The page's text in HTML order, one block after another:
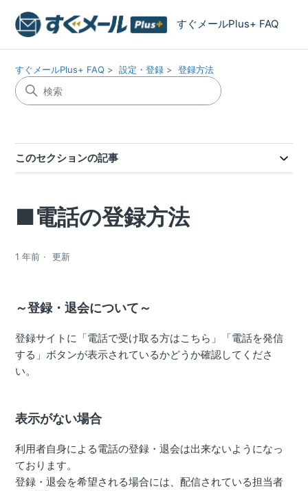
すぐメールPlus+ FAQ
すぐメールPlus+ FAQ 設定・登録 登録方法
このセクションの記事
■電話の登録方法
1 年前 更新
～登録・退会について～
登録サイトに「電話で受け取る方はこちら」「電話を発信
する」ボタンが表示されているかどうか確認してくださ
い。
表示がない場合
利用者自身による電話の登録・退会は出来ないようになっ
ております。
登録・退会を希望される場合には、配信されている担当者